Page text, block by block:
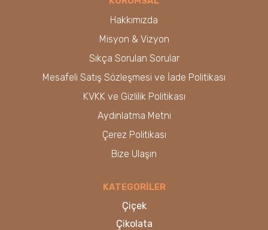
Hakkımızda
Misyon & Vizyon
Sıkça Sorulan Sorular
Mesafeli Satış Sözleşmesi ve İade Politikası
KVKK ve Gizlilik Politikası
Aydınlatma Metni
Çerez Politikası
Bize Ulaşın
KATEGORİLER
Çiçek
Çikolata